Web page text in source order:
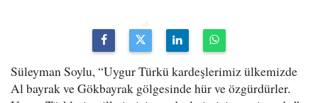
Süleyman Soylu, “Uygur Türkü kardeşlerimiz ülkemizde
Al bayrak ve Gökbayrak gölgesinde hür ve özgürdürler.